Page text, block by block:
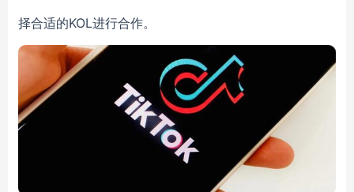
择合适的KOL进行合作。